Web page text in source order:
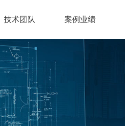
BIM技术教育与推广
项目实战培训课程
技术团队 案例业绩